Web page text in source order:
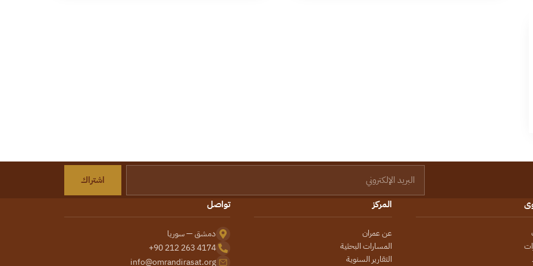
اشتراك
المركز
عن عمران
المسارات البحثية
التقارير السنوية
تواصل
دمشق — سوريا
+90 212 263 4174
info@omrandirasat.org